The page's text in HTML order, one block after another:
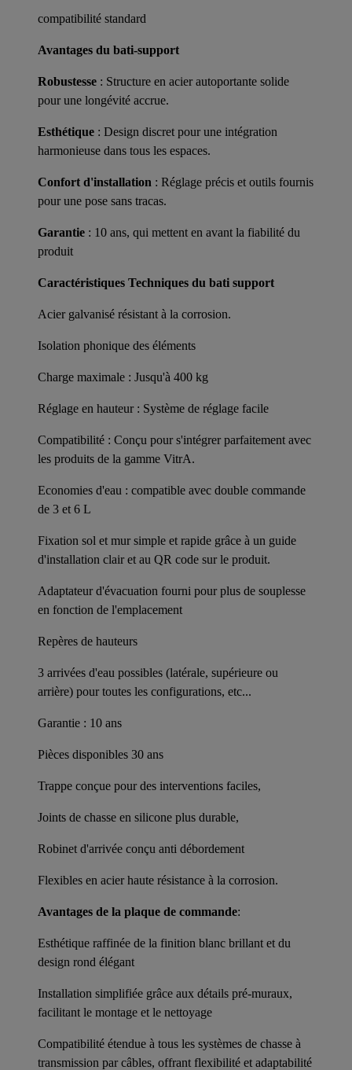
compatibilité standard
Avantages du bati-support
Robustesse : Structure en acier autoportante solide
pour une longévité accrue.
Esthétique : Design discret pour une intégration
harmonieuse dans tous les espaces.
Confort d'installation : Réglage précis et outils fournis
pour une pose sans tracas.
Garantie : 10 ans, qui mettent en avant la fiabilité du
produit
Caractéristiques Techniques du bati support
Acier galvanisé résistant à la corrosion.
Isolation phonique des éléments
Charge maximale : Jusqu'à 400 kg
Réglage en hauteur : Système de réglage facile
Compatibilité : Conçu pour s'intégrer parfaitement avec
les produits de la gamme VitrA.
Economies d'eau : compatible avec double commande
de 3 et 6 L
Fixation sol et mur simple et rapide grâce à un guide
d'installation clair et au QR code sur le produit.
Adaptateur d'évacuation fourni pour plus de souplesse
en fonction de l'emplacement
Repères de hauteurs
3 arrivées d'eau possibles (latérale, supérieure ou
arrière) pour toutes les configurations, etc...
Garantie : 10 ans
Pièces disponibles 30 ans
Trappe conçue pour des interventions faciles,
Joints de chasse en silicone plus durable,
Robinet d'arrivée conçu anti débordement
Flexibles en acier haute résistance à la corrosion.
Avantages de la plaque de commande:
Esthétique raffinée de la finition blanc brillant et du
design rond élégant
Installation simplifiée grâce aux détails pré-muraux,
facilitant le montage et le nettoyage
Compatibilité étendue à tous les systèmes de chasse à
transmission par câbles, offrant flexibilité et adaptabilité